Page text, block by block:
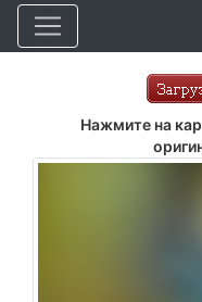
Нажмите на